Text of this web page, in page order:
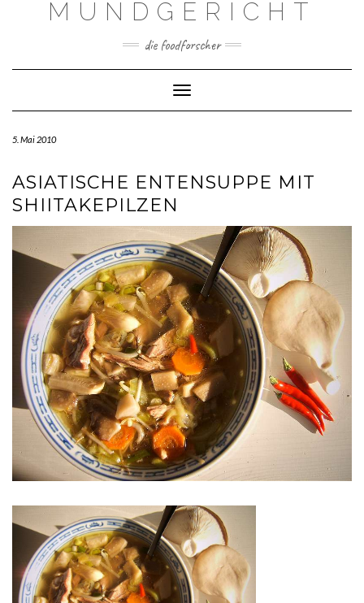
MUNDGERICHT
die foodforscher
Toggle Navigation
5. Mai 2010
ASIATISCHE ENTENSUPPE MIT
SHIITAKEPILZEN